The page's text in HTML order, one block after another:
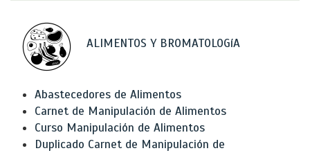
ALIMENTOS Y BROMATOLOGíA
Abastecedores de Alimentos
Carnet de Manipulación de Alimentos
Curso Manipulación de Alimentos
Duplicado Carnet de Manipulación de